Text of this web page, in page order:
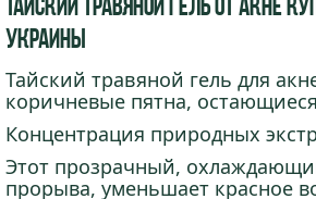
Тайский травяной Гель от акне
Украины
Тайский травяной гель для
коричневые пятна,
Концентрация природных
Этот прозрачный,
прорыва, уменьшает красное